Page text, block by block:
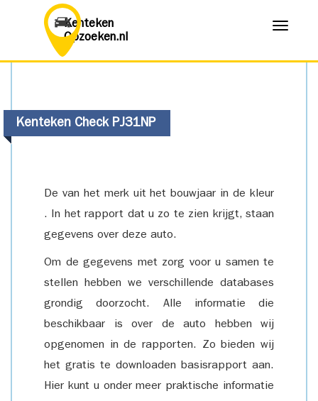
Kenteken
Opzoeken.nl
Menu
Kenteken Check PJ31NP
De van het merk uit het bouwjaar in de kleur
. In het rapport dat u zo te zien krijgt, staan
gegevens over deze auto.
Om de gegevens met zorg voor u samen te
stellen hebben we verschillende databases
grondig doorzocht. Alle informatie die
beschikbaar is over de auto hebben wij
opgenomen in de rapporten. Zo bieden wij
het gratis te downloaden basisrapport aan.
Hier kunt u onder meer praktische informatie